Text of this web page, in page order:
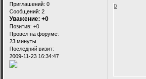
Приглашений: 0
Сообщений: 2
Уважение: +0
Позитив: +0
Провел на форуме:
23 минуты
Последний визит:
2009-11-23 16:34:47
0